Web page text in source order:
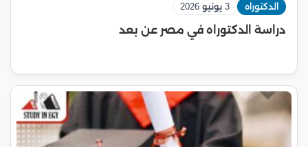
الدكتوراه 3 يونيو 2026
دراسة الدكتوراه في مصر عن بعد